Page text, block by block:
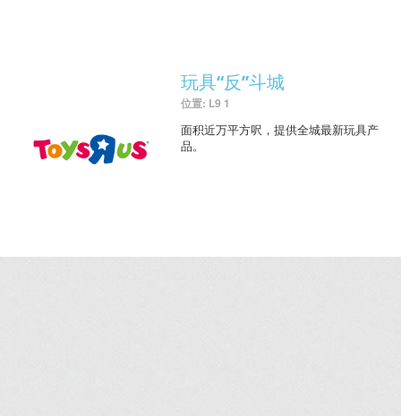
玩具“反”斗城
位置: L9 1
面积近万平方呎，提供全城最新玩具产
品。